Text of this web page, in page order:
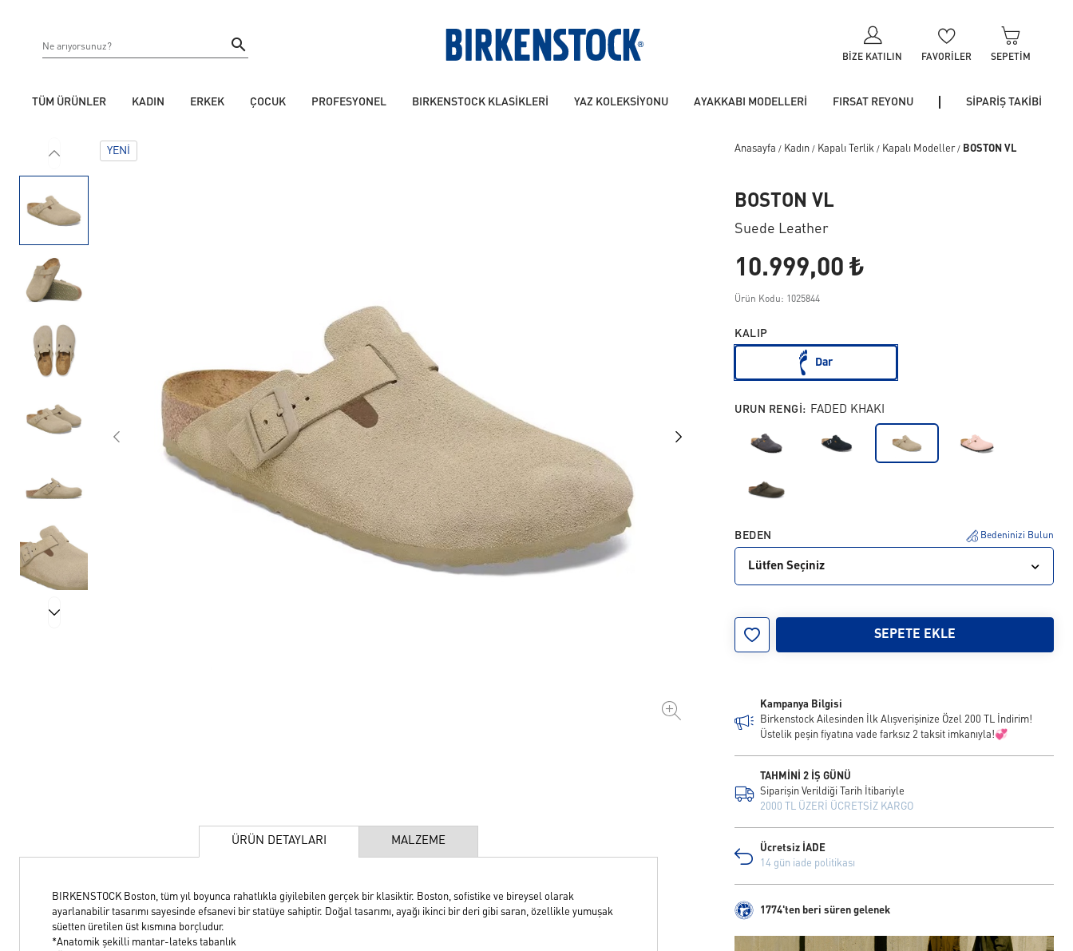
BIZE KATILIN FAVORILER SEPETIM
TÜM ÜRÜNLER KADIN ERKEK ÇOCUK PROFESYONEL BIRKENSTOCK KLASİKLERİ YAZ KOLEKSİYONU AYAKKABI MODELLERİ FIRSAT REYONU SİPARİŞ TAKİBİ
YENI
ÜRÜN DETAYLARI MALZEME
BIRKENSTOCK Boston, tüm yıl boyunca rahatlıkla giyilebilen gerçek bir klasiktir. Boston, sofistike ve bireysel olarak
ayarlanabilir tasarımı sayesinde efsanevi bir statüye sahiptir. Doğal tasarımı, ayağı ikinci bir deri gibi saran, özellikle yumuşak
süetten üretilen üst kısmına borçludur.
*Anatomik şekilli mantar-lateks tabanlık
Anasayfa / Kadın / Kapalı Terlik / Kapalı Modeller / BOSTON VL
BOSTON VL
Suede Leather
10.999,00 ₺
Ürün Kodu: 1025844
KALIP
Dar
URUN RENGI: FADED KHAKI
BEDEN Bedeninizi Bulun
Lütfen Seçiniz
43
SEPETE EKLE
Kampanya Bilgisi
Birkenstock Ailesinden İlk Alışverişinize Özel 200 TL İndirim!
Üstelik peşin fiyatına vade farksız 2 taksit imkanıyla!💞
TAHMİNİ 2 İŞ GÜNÜ
Siparişin Verildiği Tarih İtibariyle
2000 TL ÜZERİ ÜCRETSİZ KARGO
Ücretsiz İADE
14 gün iade politikası
1774'ten beri süren gelenek